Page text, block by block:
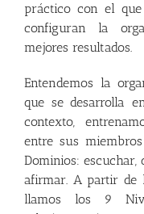
práctico con el
configuran la
mejores resultados.
Entendemos la
que se desarrolla
contexto,
entre sus
Dominios: escuchar,
afirmar. A partir de
llamos los 9